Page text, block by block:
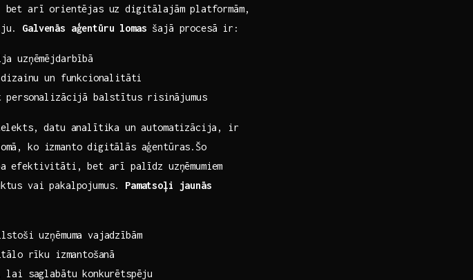
arī orientējas uz digitālajām ​platformām,
Galvenās aģentūru lomas ‍šajā procesā ir:
uzņēmējdarbībā
dizainu un funkcionalitāti
personalizācijā balstītus risinājumus
datu analītika un automatizācija, ir
ko izmanto digitālās aģentūras.Šo
efektivitāti, bet arī palīdz‌ uzņēmumiem
vai pakalpojumus. Pamatsoļi jaunās
uzņēmuma vajadzībām
rīku izmantošanā
lai saglabātu konkurētspēju